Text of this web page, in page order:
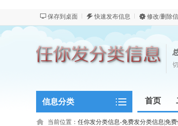
保存到桌面 快速发布信息 修改/删除
信息分类 首页
新闻资讯
当前位置： 任你发分类信息-免费发分类信息|免